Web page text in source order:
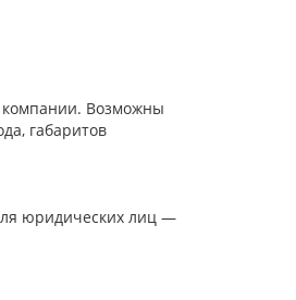
компании. Возможны
габаритов
юридических лиц —